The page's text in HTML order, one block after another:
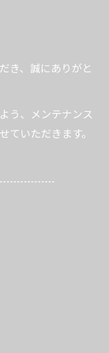
き、誠にありがと
う、メンテナンス
ていただきます。